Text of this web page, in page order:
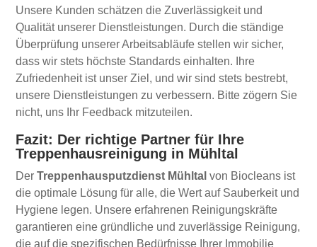
Unsere Kunden schätzen die Zuverlässigkeit und
Qualität unserer Dienstleistungen. Durch die ständige
Überprüfung unserer Arbeitsabläufe stellen wir sicher,
dass wir stets höchste Standards einhalten. Ihre
Zufriedenheit ist unser Ziel, und wir sind stets bestrebt,
unsere Dienstleistungen zu verbessern. Bitte zögern Sie
nicht, uns Ihr Feedback mitzuteilen.
Fazit: Der richtige Partner für Ihre
Treppenhausreinigung in Mühltal
DerTreppenhausputzdienst Mühltal von Biocleans ist
die optimale Lösung für alle, die Wert auf Sauberkeit und
Hygiene legen. Unsere erfahrenen Reinigungskräfte
garantieren eine gründliche und zuverlässige Reinigung,
die auf die spezifischen Bedürfnisse Ihrer Immobilie